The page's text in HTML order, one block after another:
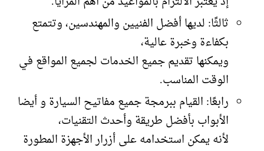
ثالثًا: لديها أفضل الفنيين والمهندسين، وتتمتع
بكفاءة وخبرة عالية،
ويمكنها تقديم جميع الخدمات لجميع المواقع في
الوقت المناسب.
رابعًا: القيام ببرمجة جميع مفاتيح السيارة و أيضا
الأبواب بأفضل طريقة وأحدث التقنيات،
لأنه يمكن استخدامه على أزرار الأجهزة المطورة